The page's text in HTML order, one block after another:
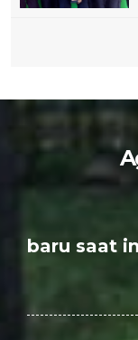
baru saat